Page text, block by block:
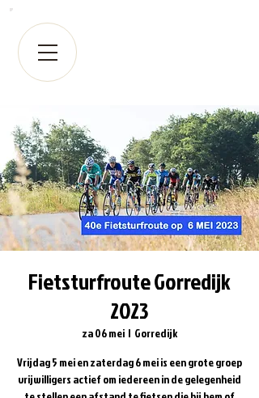
Fietsturfroute Gorredijk
2023
za 06 mei
  |
Gorredijk
Vrijdag​ 5 mei ​en zaterdag ​6 mei is een grote groep
vrijwilligers ​actief om iedereen in de gelegenheid